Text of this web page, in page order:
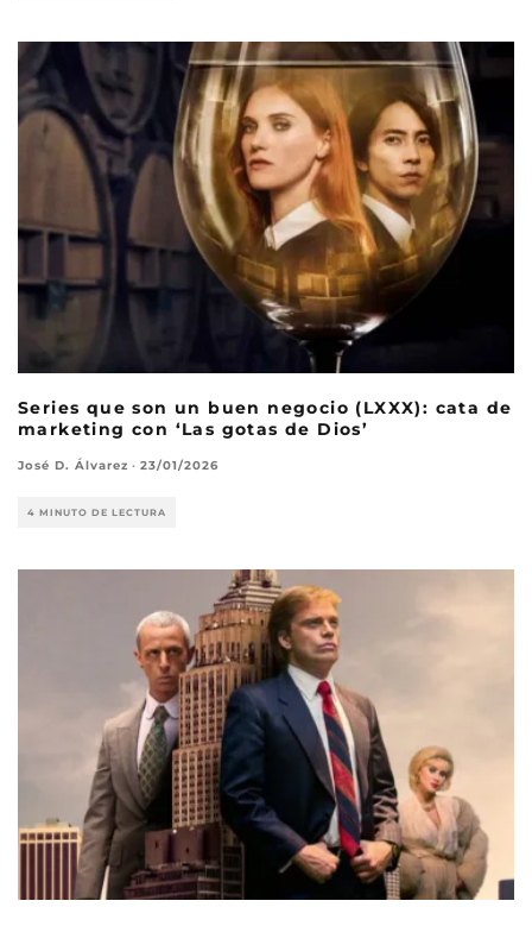
Series que son un buen negocio (LXXX): cata de
marketing con ‘Las gotas de Dios’
José D. Álvarez · 23/01/2026
4 MINUTO DE LECTURA